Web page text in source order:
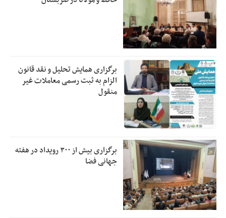
برگزاری همایش تحلیل و نقد قانون
الزام به ثبت رسمی معاملات غیر
منقول
برگزاری بیش از ۳۰۰ رویداد در هفته
جهانی فضا